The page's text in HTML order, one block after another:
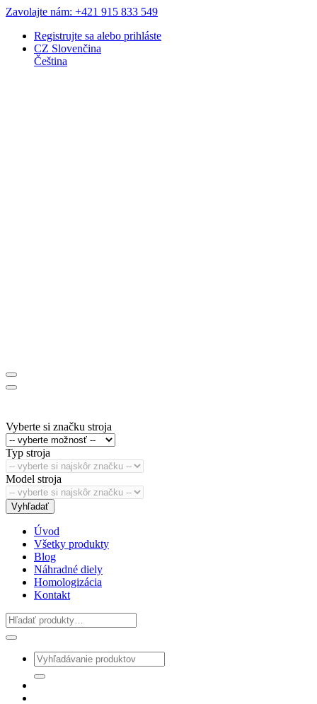
Zavolajte nám: +421 915 833 549
Registrujte sa alebo prihláste
CZ Slovenčina
Čeština
Vyberte si značku stroja
Typ stroja
Model stroja
Vyhľadať
Úvod
Všetky produkty
Blog
Náhradné diely
Homologizácia
Kontakt